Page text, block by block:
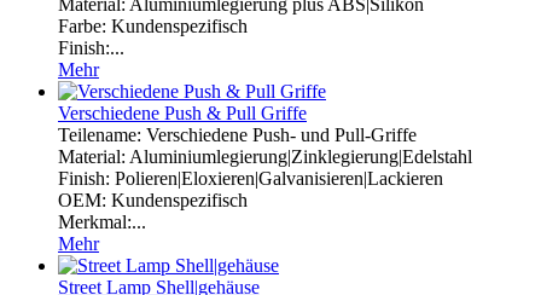
Farbe: Kundenspezifisch
Finish:...
Mehr
Verschiedene Push & Pull Griffe
Teilename: Verschiedene Push- und Pull-Griffe
Material: Aluminiumlegierung|Zinklegierung|Edelstahl
Finish: Polieren|Eloxieren|Galvanisieren|Lackieren
OEM: Kundenspezifisch
Merkmal:...
Mehr
Street Lamp Shell|gehäuse